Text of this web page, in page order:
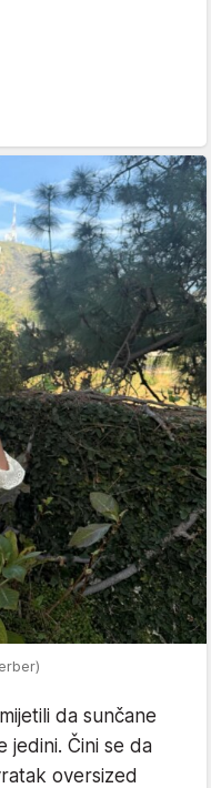
da sunčane
jedini. Čini se da
oversized